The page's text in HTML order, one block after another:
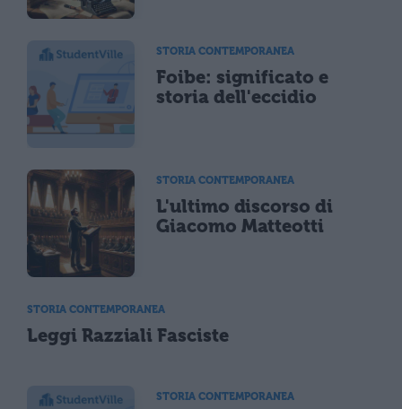
STORIA CONTEMPORANEA
Foibe: significato e
storia dell'eccidio
STORIA CONTEMPORANEA
L'ultimo discorso di
Giacomo Matteotti
STORIA CONTEMPORANEA
Leggi Razziali Fasciste
STORIA CONTEMPORANEA